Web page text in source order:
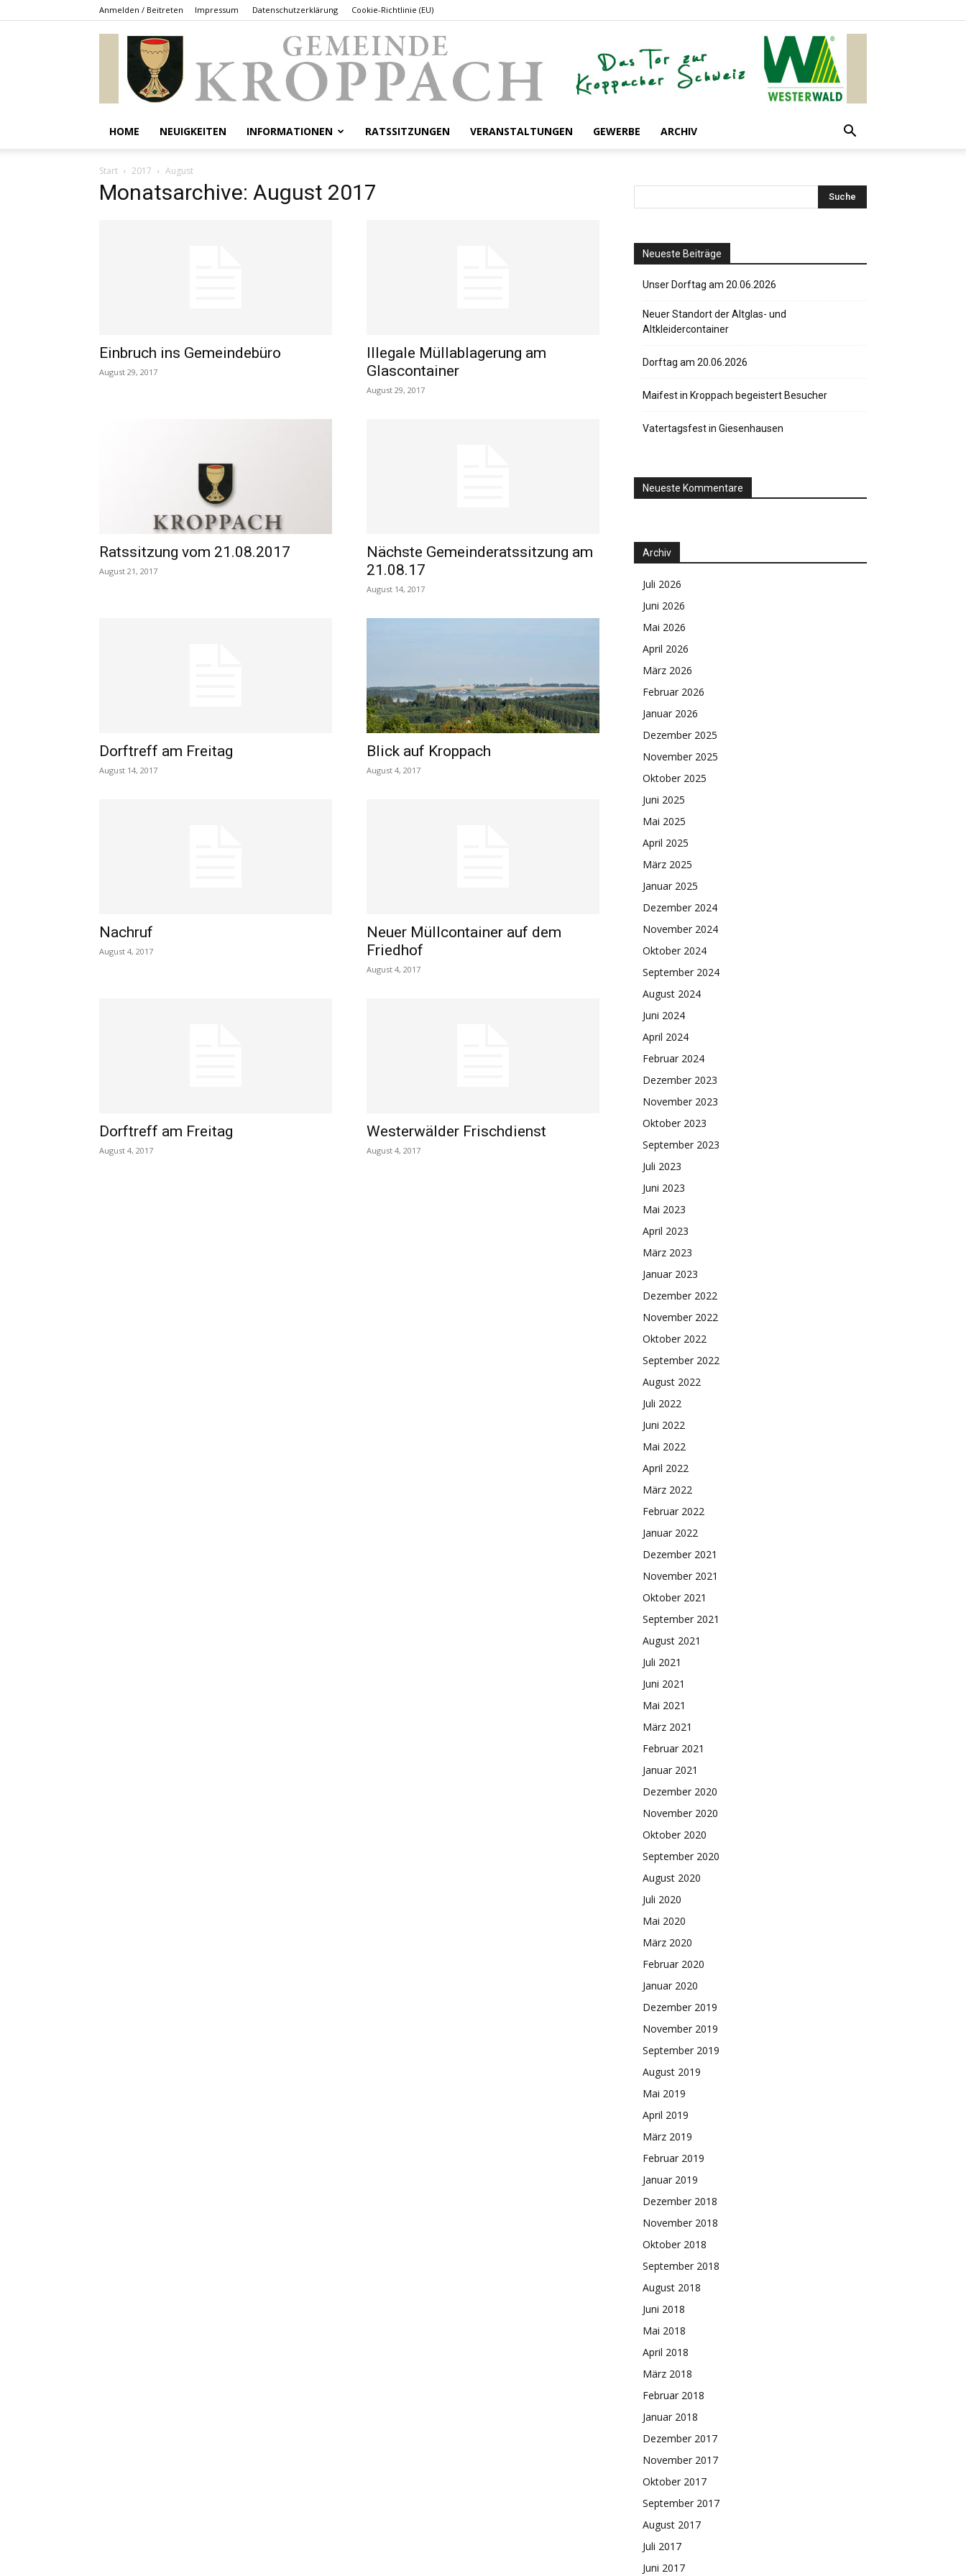
Anmelden / Beitreten Impressum Datenschutzerklärung Cookie-Richtlinie (EU)
HOME NEUIGKEITEN INFORMATIONEN RATSSITZUNGEN VERANSTALTUNGEN GEWERBE ARCHIV
Start 2017 August
Monatsarchive: August 2017
Einbruch ins Gemeindebüro
August 29, 2017
Illegale Müllablagerung am
Glascontainer
August 29, 2017
Ratssitzung vom 21.08.2017
August 21, 2017
Nächste Gemeinderatssitzung am
21.08.17
August 14, 2017
Dorftreff am Freitag
August 14, 2017
Blick auf Kroppach
August 4, 2017
Nachruf
August 4, 2017
Neuer Müllcontainer auf dem
Friedhof
August 4, 2017
Dorftreff am Freitag
August 4, 2017
Westerwälder Frischdienst
August 4, 2017
Neueste Beiträge
Unser Dorftag am 20.06.2026
Neuer Standort der Altglas- und
Altkleidercontainer
Dorftag am 20.06.2026
Maifest in Kroppach begeistert Besucher
Vatertagsfest in Giesenhausen
Neueste Kommentare
Archiv
Juli 2026
Juni 2026
Mai 2026
April 2026
März 2026
Februar 2026
Januar 2026
Dezember 2025
November 2025
Oktober 2025
Juni 2025
Mai 2025
April 2025
März 2025
Januar 2025
Dezember 2024
November 2024
Oktober 2024
September 2024
August 2024
Juni 2024
April 2024
Februar 2024
Dezember 2023
November 2023
Oktober 2023
September 2023
Juli 2023
Juni 2023
Mai 2023
April 2023
März 2023
Januar 2023
Dezember 2022
November 2022
Oktober 2022
September 2022
August 2022
Juli 2022
Juni 2022
Mai 2022
April 2022
März 2022
Februar 2022
Januar 2022
Dezember 2021
November 2021
Oktober 2021
September 2021
August 2021
Juli 2021
Juni 2021
Mai 2021
März 2021
Februar 2021
Januar 2021
Dezember 2020
November 2020
Oktober 2020
September 2020
August 2020
Juli 2020
Mai 2020
März 2020
Februar 2020
Januar 2020
Dezember 2019
November 2019
September 2019
August 2019
Mai 2019
April 2019
März 2019
Februar 2019
Januar 2019
Dezember 2018
November 2018
Oktober 2018
September 2018
August 2018
Juni 2018
Mai 2018
April 2018
März 2018
Februar 2018
Januar 2018
Dezember 2017
November 2017
Oktober 2017
September 2017
August 2017
Juli 2017
Juni 2017